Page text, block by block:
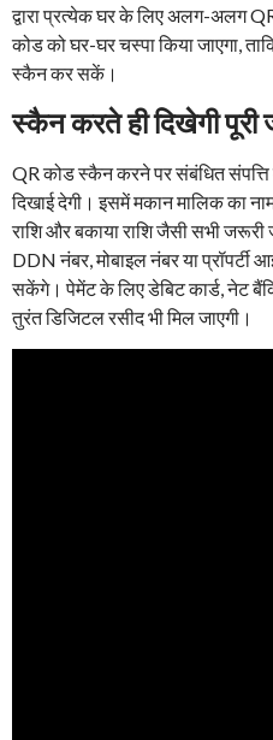
द्वारा प्रत्येक घर के लिए अलग-अलग
कोड को घर-घर चस्पा किया जाएगा,
स्कैन कर सकें।
स्कैन करते ही दिखेगी पूरी
QR कोड स्कैन करने पर संबंधित संपत्ति
दिखाई देगी। इसमें मकान मालिक का
राशि और बकाया राशि जैसी सभी जरूरी
DDN नंबर, मोबाइल नंबर या प्रॉपर्टी
सकेंगे। पेमेंट के लिए डेबिट कार्ड, नेट
तुरंत डिजिटल रसीद भी मिल जाएगी।